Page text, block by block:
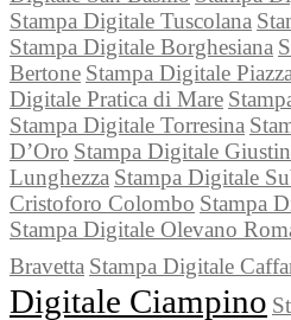
Stampa Digitale Tuscolana
Stampa Digitale Borghesiana
Bertone Stampa Digitale
Digitale Pratica di Mare
Stampa Digitale Torresina
D’Oro Stampa Digitale
Lunghezza Stampa Digitale
Cristoforo Colombo Stampa
Stampa Digitale Olevano
Bravetta Stampa Digitale
Digitale Ciampino